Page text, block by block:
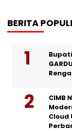
BERITA
CIMB
Cloud